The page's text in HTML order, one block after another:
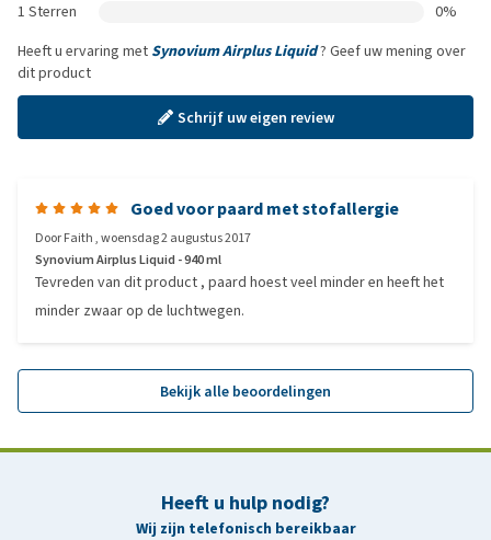
1 Sterren
0%
Heeft u ervaring met Synovium Airplus Liquid? Geef uw mening over
dit product
Schrijf uw eigen review
Goed voor paard met stofallergie
DoorFaith,woensdag 2 augustus 2017
Synovium Airplus Liquid - 940 ml
Tevreden van dit product , paard hoest veel minder en heeft het
minder zwaar op de luchtwegen.
Bekijk alle beoordelingen
Heeft u hulp nodig?
Wij zijn telefonisch bereikbaar